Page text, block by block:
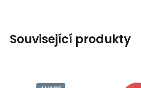
Související produkty